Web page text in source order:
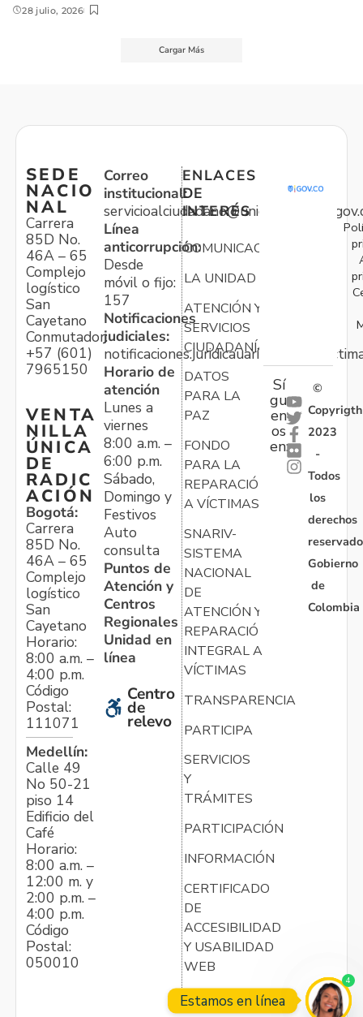
28 julio, 2026
Cargar Más
SEDE
NACIO
NAL
Carrera
85D No.
46A – 65
Complejo
logístico
San
Cayetano
Conmutador:
+57 (601)
7965150
VENTA
NILLA
ÚNICA
DE
RADIC
ACIÓN
Bogotá:
Carrera
85D No.
46A – 65
Complejo
logístico
San
Cayetano
Horario:
8:00 a.m. –
4:00 p.m.
Código
Postal:
111071
Medellín:
Calle 49
No 50-21
piso 14
Edificio del
Café
Horario:
8:00 a.m. –
12:00 m. y
2:00 p.m. –
4:00 p.m.
Código
Postal:
050010
Correo
institucional:
Línea
anticorrupción:
Desde
móvil o fijo:
157
Notificaciones
judiciales:
Horario de
atención
Lunes a
viernes
8:00 a.m. –
6:00 p.m.
Sábado,
Domingo y
Festivos
Auto
consulta
Puntos de
Atención y
Centros
Regionales
Unidad en
línea
Centro
de
relevo
ENLACES
DE
INTERÉS
COMUNICACIONES
LA UNIDAD
ATENCIÓN Y
SERVICIOS
CIUDADANÍA
DATOS
PARA LA
PAZ
FONDO
PARA LA
REPARACIÓN
A VÍCTIMAS
SNARIV-
SISTEMA
NACIONAL
DE
ATENCIÓN Y
REPARACIÓN
INTEGRAL A
VÍCTIMAS
TRANSPARENCIA
PARTICIPA
SERVICIOS
Y
TRÁMITES
PARTICIPACIÓN
INFORMACIÓN
CERTIFICADO
DE
ACCESIBILIDAD
Y USABILIDAD
WEB
Sí
gu
en
os
en:
©
Copyrigth
2023
-
Todos
los
derechos
Gobierno
de
Colombia
Estamos en línea
4